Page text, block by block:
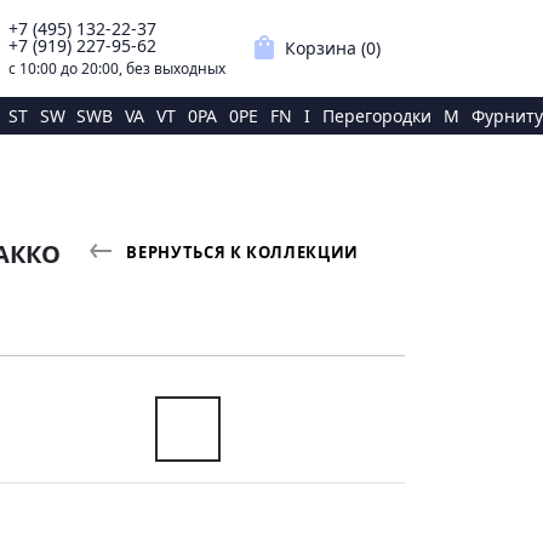
+7 (495) 132-22-37
+7 (919) 227-95-62
с 10:00 до 20:00, без выходных
shopping_bag Корзина (0)
ST SW SWB VA VT 0PA 0PE FN I Перегородки M
ВЕРНУТЬСЯ К КОЛЛЕКЦИИ